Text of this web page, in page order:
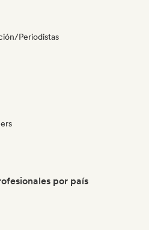
Periodistas
por país